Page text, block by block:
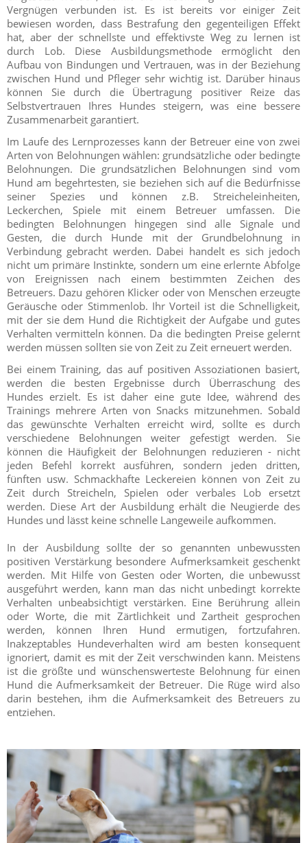
Vergnügen verbunden ist. Es ist bereits vor einiger Zeit
bewiesen worden, dass Bestrafung den gegenteiligen Effekt
hat, aber der schnellste und effektivste Weg zu lernen ist
durch Lob. Diese Ausbildungsmethode ermöglicht den
Aufbau von Bindungen und Vertrauen, was in der Beziehung
zwischen Hund und Pfleger sehr wichtig ist. Darüber hinaus
können Sie durch die Übertragung positiver Reize das
Selbstvertrauen Ihres Hundes steigern, was eine bessere
Zusammenarbeit garantiert.
Im Laufe des Lernprozesses kann der Betreuer eine von zwei
Arten von Belohnungen wählen: grundsätzliche oder bedingte
Belohnungen. Die grundsätzlichen Belohnungen sind vom
Hund am begehrtesten, sie beziehen sich auf die Bedürfnisse
seiner Spezies und können z.B. Streicheleinheiten,
Leckerchen, Spiele mit einem Betreuer umfassen. Die
bedingten Belohnungen hingegen sind alle Signale und
Gesten, die durch Hunde mit der Grundbelohnung in
Verbindung gebracht werden. Dabei handelt es sich jedoch
nicht um primäre Instinkte, sondern um eine erlernte Abfolge
von Ereignissen nach einem bestimmten Zeichen des
Betreuers. Dazu gehören Klicker oder von Menschen erzeugte
Geräusche oder Stimmenlob. Ihr Vorteil ist die Schnelligkeit,
mit der sie dem Hund die Richtigkeit der Aufgabe und gutes
Verhalten vermitteln können. Da die bedingten Preise gelernt
werden müssen sollten sie von Zeit zu Zeit erneuert werden.
Bei einem Training, das auf positiven Assoziationen basiert,
werden die besten Ergebnisse durch Überraschung des
Hundes erzielt. Es ist daher eine gute Idee, während des
Trainings mehrere Arten von Snacks mitzunehmen. Sobald
das gewünschte Verhalten erreicht wird, sollte es durch
verschiedene Belohnungen weiter gefestigt werden. Sie
können die Häufigkeit der Belohnungen reduzieren - nicht
jeden Befehl korrekt ausführen, sondern jeden dritten,
fünften usw. Schmackhafte Leckereien können von Zeit zu
Zeit durch Streicheln, Spielen oder verbales Lob ersetzt
werden. Diese Art der Ausbildung erhält die Neugierde des
Hundes und lässt keine schnelle Langeweile aufkommen.
In der Ausbildung sollte der so genannten unbewussten
positiven Verstärkung besondere Aufmerksamkeit geschenkt
werden. Mit Hilfe von Gesten oder Worten, die unbewusst
ausgeführt werden, kann man das nicht unbedingt korrekte
Verhalten unbeabsichtigt verstärken. Eine Berührung allein
oder Worte, die mit Zärtlichkeit und Zartheit gesprochen
werden, können Ihren Hund ermutigen, fortzufahren.
Inakzeptables Hundeverhalten wird am besten konsequent
ignoriert, damit es mit der Zeit verschwinden kann. Meistens
ist die größte und wünschenswerteste Belohnung für einen
Hund die Aufmerksamkeit der Betreuer. Die Rüge wird also
darin bestehen, ihm die Aufmerksamkeit des Betreuers zu
entziehen.